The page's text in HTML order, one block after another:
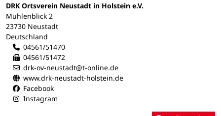
DRK Ortsverein Neustadt in Holstein e.V.
Mühlenblick 2
23730 Neustadt
Deutschland
04561/51470
04561/51472
drk-ov-neustadt@t-online.de
www.drk-neustadt-holstein.de
Facebook
Instagram